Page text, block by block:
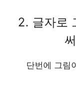
2. 글자로
단번에 그림